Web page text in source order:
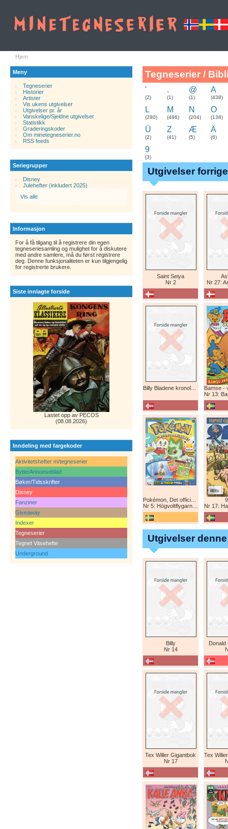
Hjem
Meny
Tegneserier
Historier.
Artister
Vis ukens utgivelser
Utgivelser pr. år
Vanskelige/Sjeldne utgivelser
Statistikk
Graderingskoder
Om minetegneserier.no
RSS feeds
Seriegrupper
Disney
Julehefter (inkludert 2025)
Vis alle
Informasjon
For å få tilgang til å registrere din egen
tegneseriesamling og mulighet for å diskutere
med andre samlere, må du først registrere
deg. Denne funksjonaliteten er kun tilgjengelig
for registrerte brukere.
Siste innlagte forside
Lastet opp av PECOS
(08.08.2026)
Inndeling med fargekoder
Aktivitetshefter m/tegneserier
Bytte/Annonseblad
Bøker/Tidsskrifter
Disney
Fanziner
Giveaway
Indexer
Tegneserier
Tegnet Vitsehefte
Underground
Tegneserier /
'
(2)
.
(1)
@
(1)
A
(438)
L
(280)
M
(486)
N
(204)
O
(138)
Ü
(2)
Z
(41)
Æ
(5)
Ä
(6)
9
(3)
Utgivelser
Saint Seiya
Nr 2
Nr 27:
Nr 13: Bamse-
Nr 5: Högvoltflygarna mot Svart Rayquaza!
Nr 17: Harald
Utgivelser
Billy
Nr 14
Donald
Tex Willer Gigantbok
Nr 17